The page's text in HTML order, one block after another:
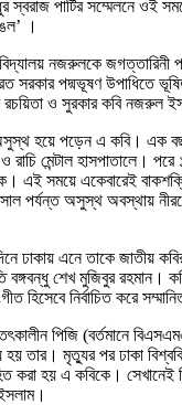
স্বরাজ পার্টির সম্মেলনে ওই
।
নজরুলকে জগত্তারিনী
সরকার পদ্মভূষণ উপাধিতে
রচয়িতা ও সুরকার কবি নজরুল
হয়ে পড়েন এ কবি। এক
ও রাচি মেন্টাল হাসপাতালে।
এই সময়ে একেবারেই
পর্যন্ত অসুস্থ অবস্থায়
ঢাকায় এনে তাকে জাতীয়
বঙ্গবন্ধু শেখ মুজিবুর রহমান।
হিসেবে নির্বাচিত করে
পিজি (বর্তমানে
তার। মৃত্যুর পর ঢাকা
করা হয় এ কবিকে।